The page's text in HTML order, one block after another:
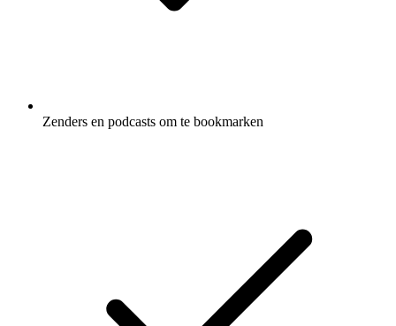
Zenders en podcasts om te bookmarken